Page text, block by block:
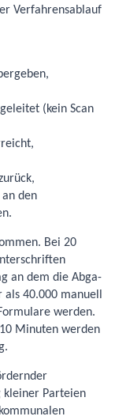
Verfahrensablauf
(kein Scan
den
Bei 20
an dem die Abga­
40.000 manuell
werden.
Minu­ten werden
kleiner Parteien